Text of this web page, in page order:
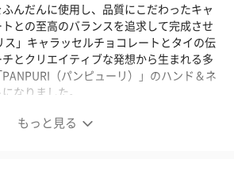
もっと見る
んだんに使用し、品質にこだわったキャ
との至高のバランスを追求して完成させ
ス」キャラッセルチョコレートとタイの伝
とクリエイティブな発想から生まれる多
（パンピューリ）」のハンド＆ネ
なりました。